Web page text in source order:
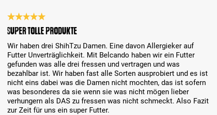
Évaluation avec une note de 5 sur 5 étoiles
Super tolle Produkte
Wir haben drei ShihTzu Damen. Eine davon Allergieker auf
Futter Unverträglichkeit. Mit Belcando haben wir ein Futter
gefunden was alle drei fressen und vertragen und was
bezahlbar ist. Wir haben fast alle Sorten ausprobiert und es ist
nicht eins dabei was die Damen nicht mochten, das ist sofern
was besonderes da sie wenn sie was nicht mögen lieber
verhungern als DAS zu fressen was nicht schmeckt. Also Fazit
zur Zeit für uns ein super Futter.